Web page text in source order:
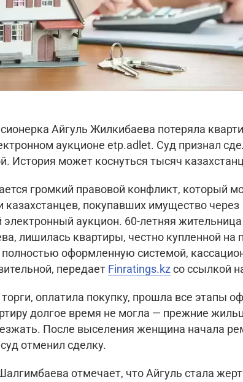
Айгуль Жилкибаева потеряла
аукционе etp.adlet. Суд признал
История может коснуться тысяч
громкий правовой конфликт, который
казахстанцев, покупавших имущество через
электронный аукцион. 60-летняя жительница
лишилась квартиры, честно купленной на
оформленную системой,
передает Finratings.kz со ссылкой
оплатила покупку, прошла все этапы
долгое время не могла — прежние
После выселения женщина начала
отменил сделку.
отмечает, что Айгуль стала